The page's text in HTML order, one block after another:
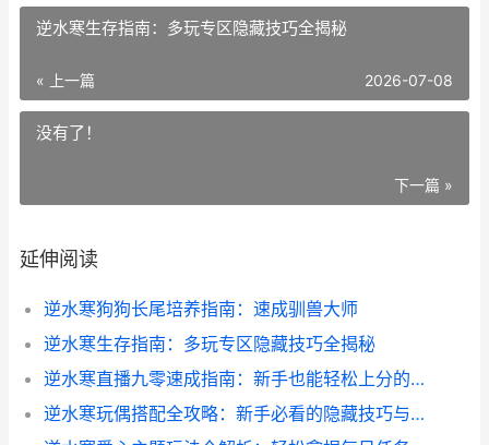
逆水寒生存指南：多玩专区隐藏技巧全揭秘
« 上一篇 2026-07-08
没有了！
下一篇 »
延伸阅读
逆水寒狗狗长尾培养指南：速成驯兽大师
逆水寒生存指南：多玩专区隐藏技巧全揭秘
逆水寒直播九零速成指南：新手也能轻松上分的实战技巧
逆水寒玩偶搭配全攻略：新手必看的隐藏技巧与实战经验